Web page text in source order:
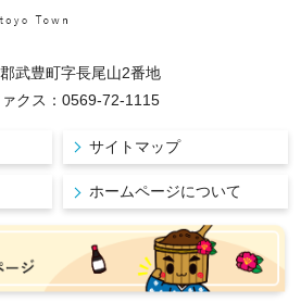
武豊町字長尾山2番地
クス：0569-72-1115
サイトマップ
ホームページについて